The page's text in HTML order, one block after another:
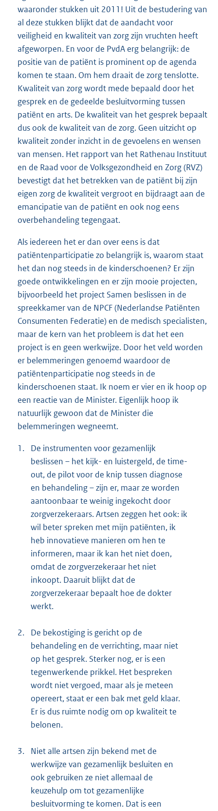
waaronder stukken uit 2011! Uit de bestudering van
al deze stukken blijkt dat de aandacht voor
veiligheid en kwaliteit van zorg zijn vruchten heeft
afgeworpen. En voor de PvdA erg belangrijk: de
positie van de patiënt is prominent op de agenda
komen te staan. Om hem draait de zorg tenslotte.
Kwaliteit van zorg wordt mede bepaald door het
gesprek en de gedeelde besluitvorming tussen
patiënt en arts. De kwaliteit van het gesprek bepaalt
dus ook de kwaliteit van de zorg. Geen uitzicht op
kwaliteit zonder inzicht in de gevoelens en wensen
van mensen. Het rapport van het Rathenau Instituut
en de Raad voor de Volksgezondheid en Zorg (RVZ)
bevestigt dat het betrekken van de patiënt bij zijn
eigen zorg de kwaliteit vergroot en bijdraagt aan de
emancipatie van de patiënt en ook nog eens
overbehandeling tegengaat.
Als iedereen het er dan over eens is dat
patiëntenparticipatie zo belangrijk is, waarom staat
het dan nog steeds in de kinderschoenen? Er zijn
goede ontwikkelingen en er zijn mooie projecten,
bijvoorbeeld het project Samen beslissen in de
spreekkamer van de NPCF (Nederlandse Patiënten
Consumenten Federatie) en de medisch specialisten,
maar de kern van het probleem is dat het een
project is en geen werkwijze. Door het veld worden
er belemmeringen genoemd waardoor de
patiëntenparticipatie nog steeds in de
kinderschoenen staat. Ik noem er vier en ik hoop op
een reactie van de Minister. Eigenlijk hoop ik
natuurlijk gewoon dat de Minister die
belemmeringen wegneemt.
1.
De instrumenten voor gezamenlijk
beslissen – het kijk- en luistergeld, de time-
out, de pilot voor de knip tussen diagnose
en behandeling – zijn er, maar ze worden
aantoonbaar te weinig ingekocht door
zorgverzekeraars. Artsen zeggen het ook: ik
wil beter spreken met mijn patiënten, ik
heb innovatieve manieren om hen te
informeren, maar ik kan het niet doen,
omdat de zorgverzekeraar het niet
inkoopt. Daaruit blijkt dat de
zorgverzekeraar bepaalt hoe de dokter
werkt.
2.
De bekostiging is gericht op de
behandeling en de verrichting, maar niet
op het gesprek. Sterker nog, er is een
tegenwerkende prikkel. Het bespreken
wordt niet vergoed, maar als je meteen
opereert, staat er een bak met geld klaar.
Er is dus ruimte nodig om op kwaliteit te
belonen.
3.
Niet alle artsen zijn bekend met de
werkwijze van gezamenlijk besluiten en
ook gebruiken ze niet allemaal de
keuzehulp om tot gezamenlijke
besluitvorming te komen. Dat is een